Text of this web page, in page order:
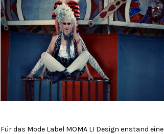
Für das Mode Label MOMA LI Design enstand eine